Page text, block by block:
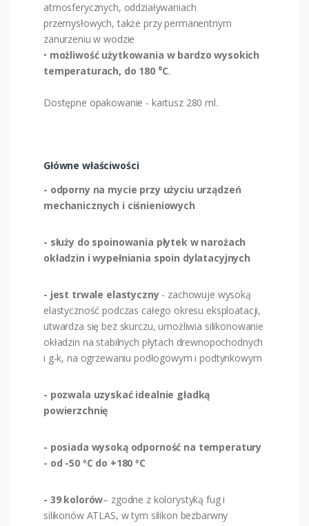
atmosferycznych, oddziaływaniach
przemysłowych, także przy permanentnym
zanurzeniu w wodzie
• możliwość użytkowania w bardzo wysokich
temperaturach, do 180 ⁰C.
Dostępne opakowanie - kartusz 280 ml.
Główne właściwości
- odporny na mycie przy użyciu urządzeń
mechanicznych i ciśnieniowych
- służy do spoinowania płytek w narożach
okładzin i wypełniania spoin dylatacyjnych
- jest trwale elastyczny- zachowuje wysoką
elastyczność podczas całego okresu eksploatacji,
utwardza się bez skurczu, umożliwia silikonowanie
okładzin na stabilnych płytach drewnopochodnych
i g-k, na ogrzewaniu podłogowym i podtynkowym
- pozwala uzyskać idealnie gładką
powierzchnię
- posiada wysoką odporność na temperatury
- od -50 ºC do +180 ºC
- 39 kolorów– zgodne z kolorystyką fug i
silikonów ATLAS, w tym silikon bezbarwny